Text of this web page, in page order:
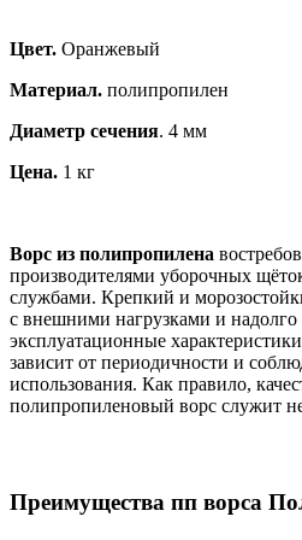
Цвет. Оранжевый
Материал. полипропилен
Диаметр сечения. 4 мм
Цена. 1 кг
Ворс из полипропилена
производителями уборочных
службами. Крепкий и
с внешними нагрузками и надолго
эксплуатационные
зависит от периодичности и
использования. Как правило,
полипропиленовый ворс служит
Преимущества пп ворса